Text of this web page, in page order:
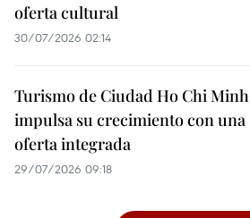
oferta cultural
30/07/2026 02:14
Turismo de Ciudad Ho Chi Minh
impulsa su crecimiento con una
oferta integrada
29/07/2026 09:18